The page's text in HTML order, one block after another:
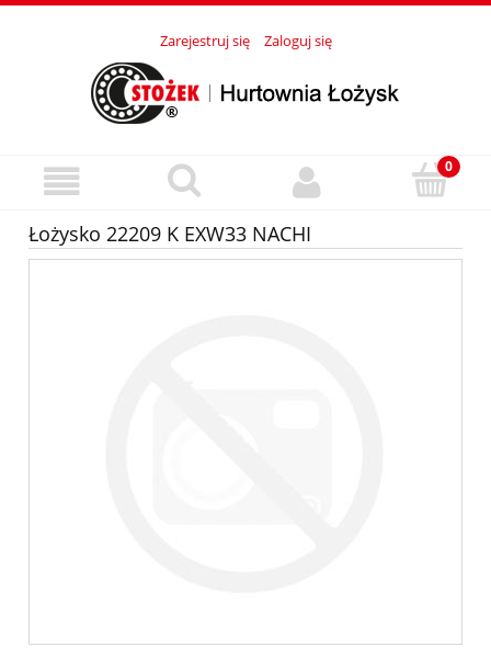
Zarejestruj się Zaloguj się
Łożysko 22209 K EXW33 NACHI